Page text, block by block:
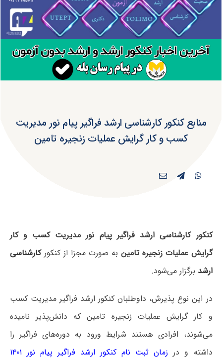
منابع کنکور کارشناسی ارشد فراگیر پیام نور مدیریت
کسب و کار گرایش عملیات زنجیره تامین
کنکور کارشناسی ارشد فراگیر پیام نور مدیریت کسب و کار
گرایش عملیات زنجیره تامین به صورت مجزا از کنکورکارشناسی
ارشد برگزار می‌شود.
در این نوع پذیرش، داوطلبان کنکور ارشد فراگیر مدیریت کسب
و کار گرایش عملیات زنجیره تامین که دانش‌پذیر نامیده
می‌شوند، افرادی هستند شرایط ورود به دوره‌های فراگیر را
داشته و در زمان ثبت نام کنکور ارشد فراگیر پیام نور ۱۴۰۱